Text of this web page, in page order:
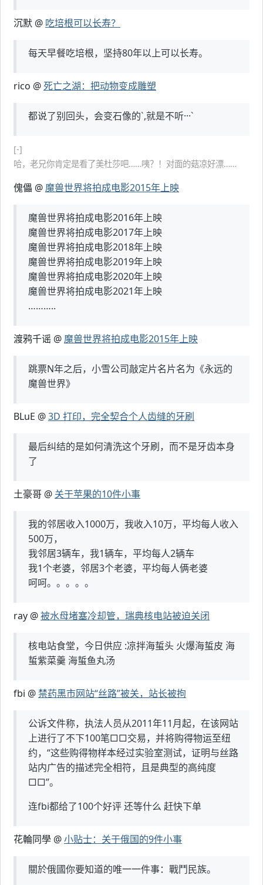
沉默 @ 吃培根可以长寿？
每天早餐吃培根，坚持80年以上可以长寿。
rico @死亡之湖：把动物变成雕塑
都说了别回头，会变石像的`,就是不听···`
[-]
哈，老兄你肯定是看了美杜莎吧……咦？！对面的菇凉好漂……
傀儡 @ 魔兽世界将拍成电影2015年上映
魔兽世界将拍成电影2016年上映
魔兽世界将拍成电影2017年上映
魔兽世界将拍成电影2018年上映
魔兽世界将拍成电影2019年上映
魔兽世界将拍成电影2020年上映
魔兽世界将拍成电影2021年上映
………..
渡鸦千谣 @ 魔兽世界将拍成电影2015年上映
跳票N年之后，小雪公司敲定片名片名为《永远的
魔兽世界》
BLuE @3D 打印，完全契合个人齿缝的牙刷
最后纠结的是如何清洗这个牙刷，而不是牙齿本身
了
土豪哥 @ 关于苹果的10件小事
我的邻居收入1000万，我收入10万，平均每人收入
500万，
我邻居3辆车，我1辆车，平均每人2辆车
我1个老婆，邻居3个老婆，平均每人俩老婆
呵呵。。。。。
ray @被水母堵塞冷却管，瑞典核电站被迫关闭
核电站食堂，今日供应 :凉拌海蜇头 火爆海蜇皮 海
蜇紫菜羹 海蜇鱼丸汤
fbi @禁药黑市网站“丝路”被关，站长被拘
公诉文件称，执法人员从2011年11月起，在该网站
上进行了不下100笔□□交易，并将购得物运至纽
约，“这些购得物样本经过实验室测试，证明与丝路
站内广告的描述完全相符，且是典型的高纯度
□□”。
连fbi都给了100个好评 还等什么 赶快下单
花輪同學 @小贴士：关于俄国的9件小事
關於俄國你要知道的唯一一件事：戰鬥民族。